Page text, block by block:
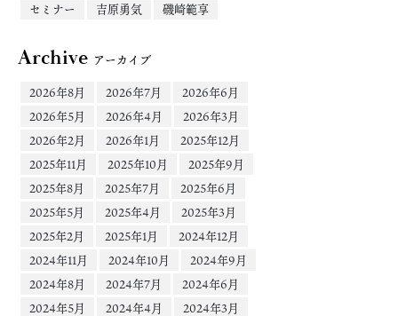
セミナー
吉原勇気 磯崎範享
Archive アーカイブ
2026年8月
2026年7月
2026年6月
2026年5月
2026年4月
2026年3月
2026年2月
2026年1月
2025年12月
2025年11月
2025年10月
2025年9月
2025年8月
2025年7月
2025年6月
2025年5月
2025年4月
2025年3月
2025年2月
2025年1月
2024年12月
2024年11月
2024年10月
2024年9月
2024年8月
2024年7月
2024年6月
2024年5月
2024年4月
2024年3月